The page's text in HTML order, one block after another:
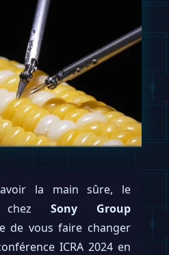
la main sûre, le
chez Sony Group
de vous faire changer
ICRA 2024 en